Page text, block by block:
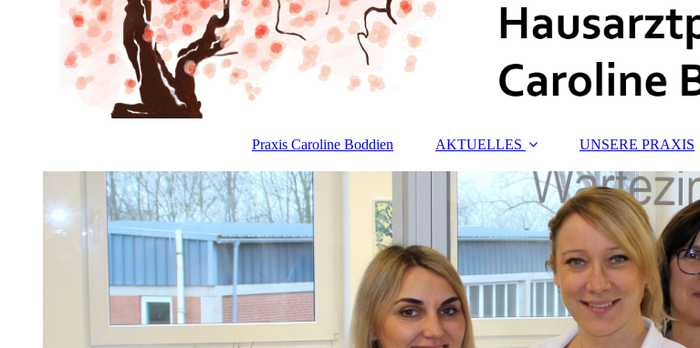
Praxis Caroline Boddien AKTUELLES UNSERE PRAXIS